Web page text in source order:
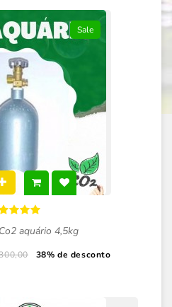
Sale
aquário 4,5kg
38% de desconto